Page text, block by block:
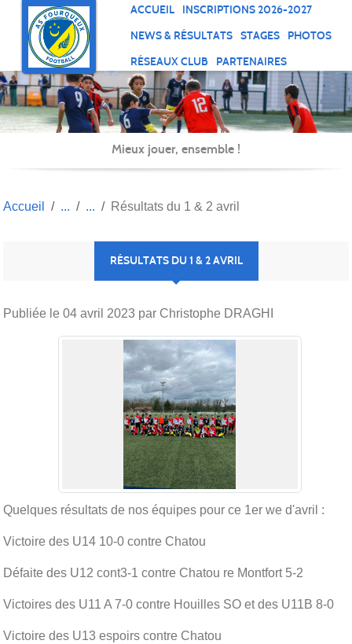
ACCUEIL
INSCRIPTIONS 2026-2027
NEWS & RÉSULTATS
STAGES
PHOTOS
RÉSEAUX CLUB
PARTENAIRES
Mieux jouer, ensemble !
Accueil Résultats du 1 & 2 avril
RÉSULTATS DU 1 & 2 AVRIL
Publiée le 04 avril 2023 par Christophe DRAGHI
Quelques résultats de nos équipes pour ce 1er we d'avril :
Victoire des U14 10-0 contre Chatou
Défaite des U12 cont3-1 contre Chatou re Montfort 5-2
Victoires des U11 A 7-0 contre Houilles SO et des U11B 8-0
Victoire des U13 espoirs contre Chatou
Panneau de gestion des cookies